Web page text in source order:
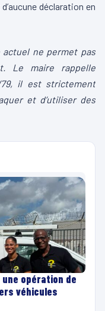
déclaration en
ne permet pas
Le maire rappelle
79, il est strictement
et d’utiliser des
opération de
véhicules